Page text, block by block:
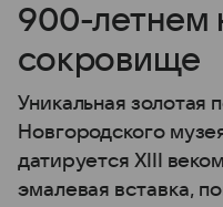
900-летнем
сокровище
Уникальная золотая
Новгородского
датируется XIII
эмалевая вставка,